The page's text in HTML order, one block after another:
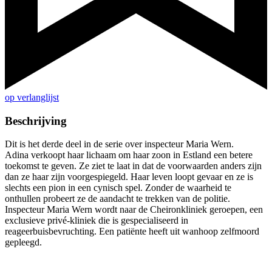
op verlanglijst
Beschrijving
Dit is het derde deel in de serie over inspecteur Maria Wern.
Adina verkoopt haar lichaam om haar zoon in Estland een betere
toekomst te geven. Ze ziet te laat in dat de voorwaarden anders zijn
dan ze haar zijn voorgespiegeld. Haar leven loopt gevaar en ze is
slechts een pion in een cynisch spel. Zonder de waarheid te
onthullen probeert ze de aandacht te trekken van de politie.
Inspecteur Maria Wern wordt naar de Cheironkliniek geroepen, een
exclusieve privé-kliniek die is gespecialiseerd in
reageerbuisbevruchting. Een patiënte heeft uit wanhoop zelfmoord
gepleegd.